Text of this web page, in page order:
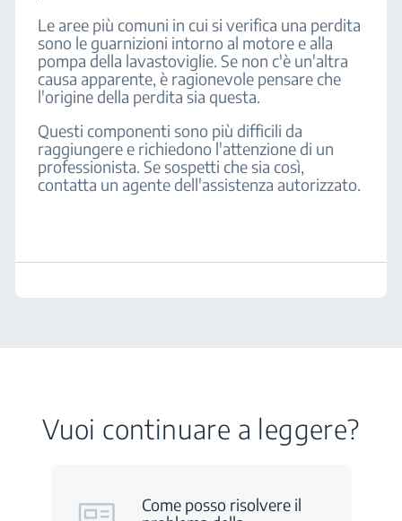
Le aree più comuni in cui si verifica una perdita
sono le guarnizioni intorno al motore e alla
pompa della lavastoviglie. Se non c'è un'altra
causa apparente, è ragionevole pensare che
l'origine della perdita sia questa.
Questi componenti sono più difficili da
raggiungere e richiedono l'attenzione di un
professionista. Se sospetti che sia così,
contatta un agente dell'assistenza autorizzato.
Vuoi continuare a leggere?
Come posso risolvere il